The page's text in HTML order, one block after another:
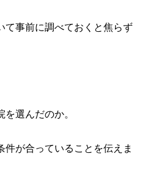
て事前に調べておくと焦らず
選んだのか。
件が合っていることを伝えま